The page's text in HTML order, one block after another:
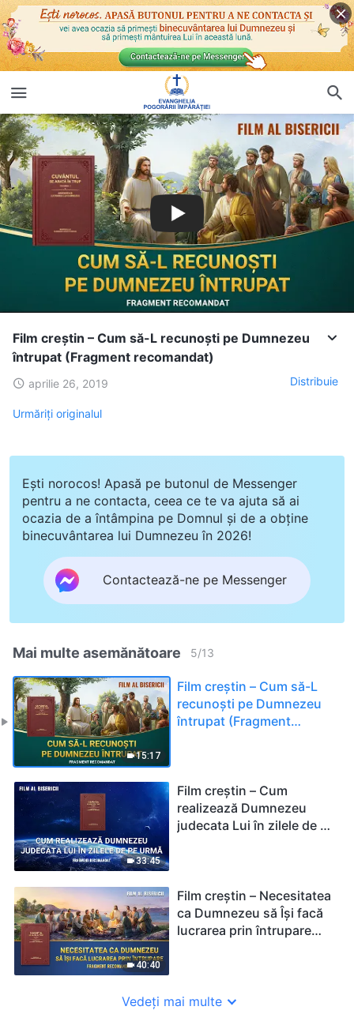
Film creștin – Cum să-L recunoști pe Dumnezeu
întrupat (Fragment recomandat)
aprilie 26, 2019 Distribuie
Urmăriți originalul
Ești norocos! Apasă pe butonul de Messenger
pentru a ne contacta, ceea ce te va ajuta să ai
ocazia de a întâmpina pe Domnul și de a obține
binecuvântarea lui Dumnezeu în 2026!
Contactează-ne pe Messenger
Mai multe asemănătoare 5/13
15:17
Film creștin – Cum să-L
recunoști pe Dumnezeu
întrupat (Fragment
33:45
Film creștin – Cum
realizează Dumnezeu
judecata Lui în zilele de pe
40:40
Film creștin – Necesitatea
ca Dumnezeu să Își facă
lucrarea prin întrupare
Vedeți mai multe